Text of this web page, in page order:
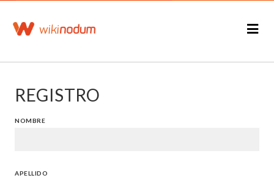
REGISTRO
NOMBRE
APELLIDO